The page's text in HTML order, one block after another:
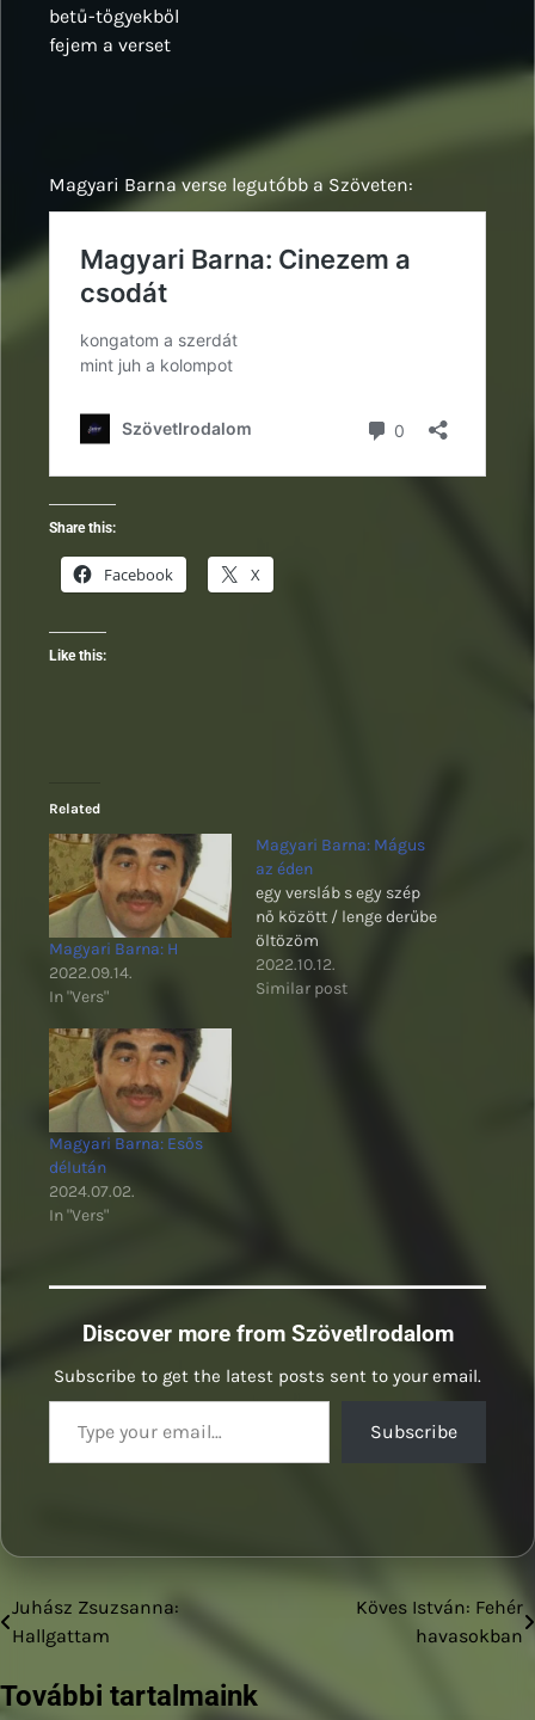
betű-tőgyekből
fejem a verset
Magyari Barna verse legutóbb a Szöveten:
Share this:
Facebook X
Like this:
Related
Magyari Barna: H
2022.09.14.
In "Vers"
Magyari Barna: Mágus
az éden
egy versláb s egy szép
nő között / lenge derűbe
öltözöm
2022.10.12.
Similar post
Magyari Barna: Esős
délután
2024.07.02.
In "Vers"
Discover more from SzövetIrodalom
Subscribe to get the latest posts sent to your email.
Type your email…
Subscribe
Bejegyzés
navigáció
Juhász Zsuzsanna:
Hallgattam
Köves István: Fehér
havasokban
További tartalmaink